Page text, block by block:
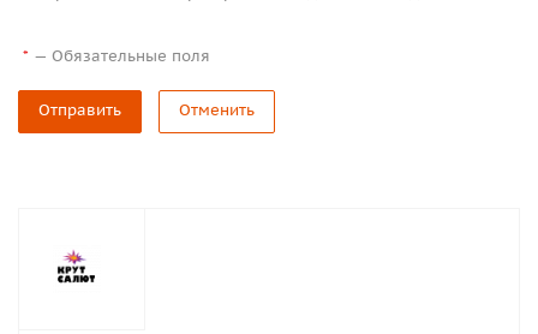
* — Обязательные поля
Отправить Отменить